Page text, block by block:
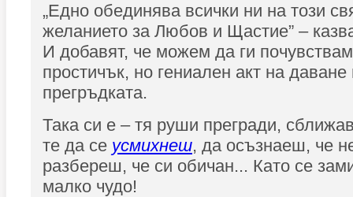
„Едно обединява всички ни на този
желанието за Любов и Щастие” –
И добавят, че можем да ги
простичък, но гениален акт на
прегръдката.
Така си е – тя руши прегради,
те да се усмихнеш, да осъзнаеш, че
разбереш, че си обичан... Като се
малко чудо!